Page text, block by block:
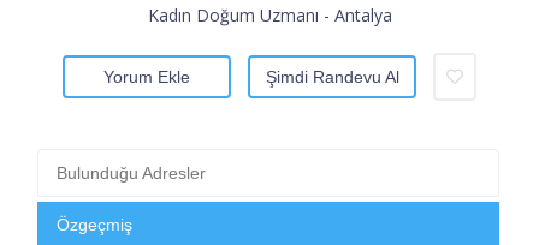
Kadın Doğum Uzmanı - Antalya
Yorum Ekle Şimdi Randevu Al
Bulunduğu Adresler
Özgeçmiş